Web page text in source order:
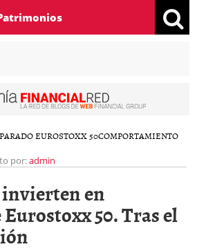
EUROSTOXX 50COMPORTAMIENTO
por:admin
invierten en
50. Tras el